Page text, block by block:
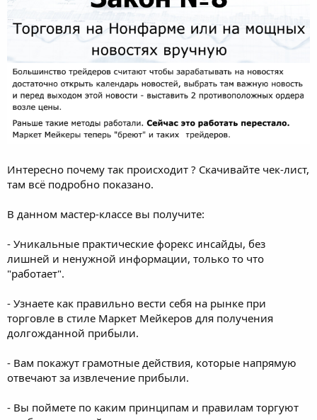
Интересно почему так происходит ? Скачивайте чек-лист,
там всё подробно показано.
В данном мастер-классе вы получите:
- Уникальные практические форекс инсайды, без
лишней и ненужной информации, только то что
"работает".
- Узнаете как правильно вести себя на рынке при
торговле в стиле Маркет Мейкеров для получения
долгожданной прибыли.
- Вам покажут грамотные действия, которые напрямую
отвечают за извлечение прибыли.
- Вы поймете по каким принципам и правилам торгуют